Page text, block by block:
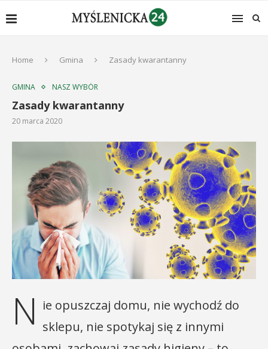
Home Gmina Zasady kwarantanny
GMINA NASZ WYBÓR
Zasady kwarantanny
20 marca 2020
N ie opuszczaj domu, nie wychodź do
sklepu, nie spotykaj się z innymi